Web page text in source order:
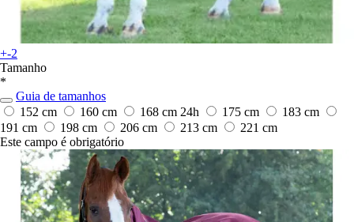
+-2
Tamanho
*
Guia de tamanhos
152 cm
160 cm 168 cm 24h 175 cm
183 cm
191 cm
198 cm 206 cm 213 cm
221 cm
Este campo é obrigatório